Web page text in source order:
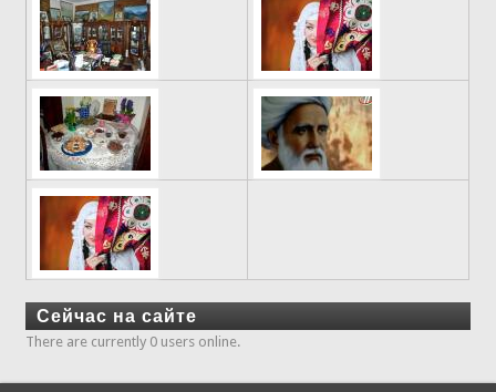
Сейчас на сайте
There are currently 0 users online.